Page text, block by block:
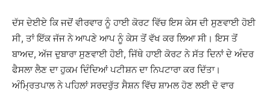
ਦੱਸ ਦੇਈਏ ਕਿ ਜਦੋਂ ਵੀਰਵਾਰ ਨੂੰ ਹਾਈ ਕੋਰਟ ਵਿੱਚ ਇਸ ਕੇਸ ਦੀ ਸੁਣਵਾਈ ਹੋਈ
ਸੀ, ਤਾਂ ਇੱਕ ਜੱਜ ਨੇ ਆਪਣੇ ਆਪ ਨੂੰ ਕੇਸ ਤੋਂ ਵੱਖ ਕਰ ਲਿਆ ਸੀ। ਇਸ ਤੋਂ
ਬਾਅਦ, ਅੱਜ ਦੁਬਾਰਾ ਸੁਣਵਾਈ ਹੋਈ, ਜਿੱਥੇ ਹਾਈ ਕੋਰਟ ਨੇ ਸੱਤ ਦਿਨਾਂ ਦੇ ਅੰਦਰ
ਫੈਸਲਾ ਲੈਣ ਦਾ ਹੁਕਮ ਦਿੰਦਿਆਂ ਪਟੀਸ਼ਨ ਦਾ ਨਿਪਟਾਰਾ ਕਰ ਦਿੱਤਾ।
ਅੰਮ੍ਰਿਤਪਾਲ ਨੇ ਪਹਿਲਾਂ ਸਰਦਰੁੱਤ ਸੈਸ਼ਨ ਵਿੱਚ ਸ਼ਾਮਲ ਹੋਣ ਲਈ ਦੋ ਵਾਰ